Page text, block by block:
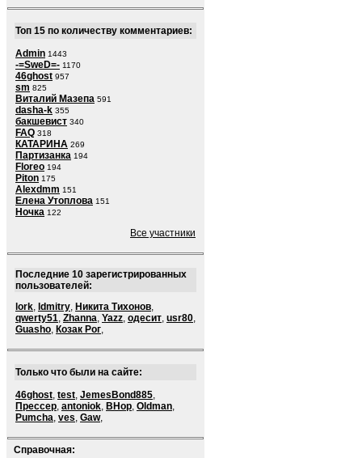
Топ 15 по количеству комментариев:
Admin 1443
-=SweD=- 1170
46ghost 957
sm 825
Виталий Мазепа 591
dasha-k 355
бакшевист 340
FAQ 318
КАТАРИНА 269
Партизанка 194
Floreo 194
Piton 175
Alexdmm 151
Елена Утоплова 151
Ночка 122
Все участники
Последние 10 зарегистрированных
пользователей:
lork, ldmitry, Никита Тихонов,
qwerty51, Zhanna, Yazz, одесит, usr80,
Guasho, Козак Рог,
Только что были на сайте:
46ghost, test, JemesBond885,
Прессер, antoniok, BHop, Oldman,
Pumcha, ves, Gaw,
Справочная: